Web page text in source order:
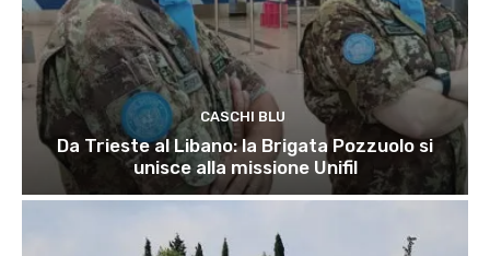
CASCHI BLU
Da Trieste al Libano: la Brigata Pozzuolo si
unisce alla missione Unifil